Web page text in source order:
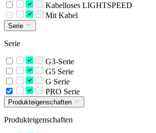
Kabelloses LIGHTSPEED
Mit Kabel
Serie
Serie
G3-Serie
G5 Serie
G Serie
PRO Serie
Produkteigenschaften
Produkteigenschaften